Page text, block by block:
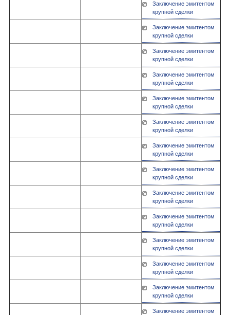
Заключение эмитентом
крупной сделки
Заключение эмитентом
крупной сделки
Заключение эмитентом
крупной сделки
Заключение эмитентом
крупной сделки
Заключение эмитентом
крупной сделки
Заключение эмитентом
крупной сделки
Заключение эмитентом
крупной сделки
Заключение эмитентом
крупной сделки
Заключение эмитентом
крупной сделки
Заключение эмитентом
крупной сделки
Заключение эмитентом
крупной сделки
Заключение эмитентом
крупной сделки
Заключение эмитентом
крупной сделки
Заключение эмитентом